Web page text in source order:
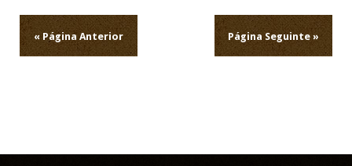
de
artigos
Página Seguinte »
« Página Anterior